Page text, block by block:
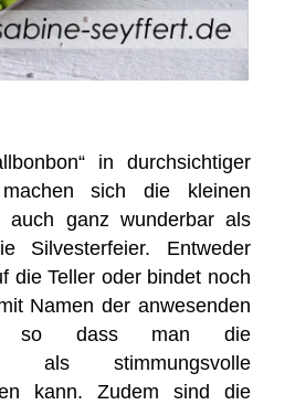
in durchsichtiger
sich die kleinen
auch ganz wunderbar als
Silvesterfeier. Entweder
die Teller oder bindet noch
Namen der anwesenden
so dass man die
als stimmungsvolle
kann. Zudem sind die